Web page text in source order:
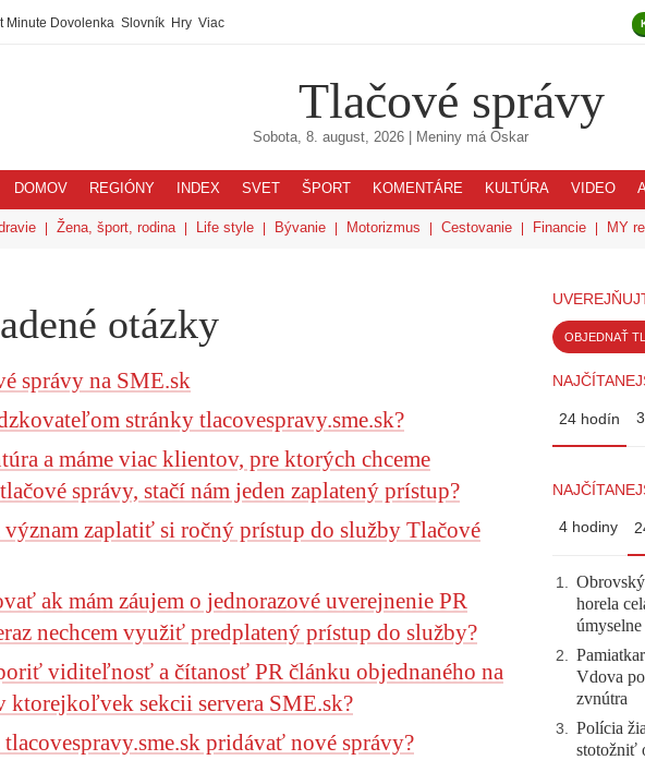
Minute Dovolenka Slovník Hry Viac
Tlačové správy
Sobota, 8. august, 2026| Meniny má Oskar
DOMOV REGIÓNY INDEX SVET ŠPORT KOMENTÁRE KULTÚRA VIDEO
Žena, šport, rodina Life style Bývanie Motorizmus Cestovanie Financie MY
otázky
správy na SME.sk
stránky tlacovespravy.sme.sk?
a máme viac klientov, pre ktorých chceme
správy, stačí nám jeden zaplatený prístup?
význam zaplatiť si ročný prístup do služby Tlačové
ak mám záujem o jednorazové uverejnenie PR
nechcem využiť predplatený prístup do služby?
viditeľnosť a čítanosť PR článku objednaného na
ktorejkoľvek sekcii servera SME.sk?
pridávať nové správy?
OBJEDNAŤ
24 hodín
4 hodiny
1.
horela
úmyselne
2.
Vdova
zvnútra
3. Polícia
stotožniť